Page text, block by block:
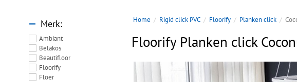
Merk
Ambiant
Belakos
Beautifloor
Floorify
Floer
Home Rigid click PVC Floorify Planken click
Floorify Planken click